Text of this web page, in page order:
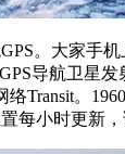
。大家手机
导航卫星
Transit。
每小时更新，